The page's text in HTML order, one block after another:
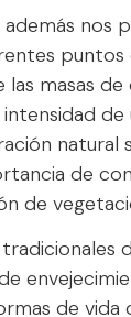
nos
puntos
masas
natural
de
de
de vida